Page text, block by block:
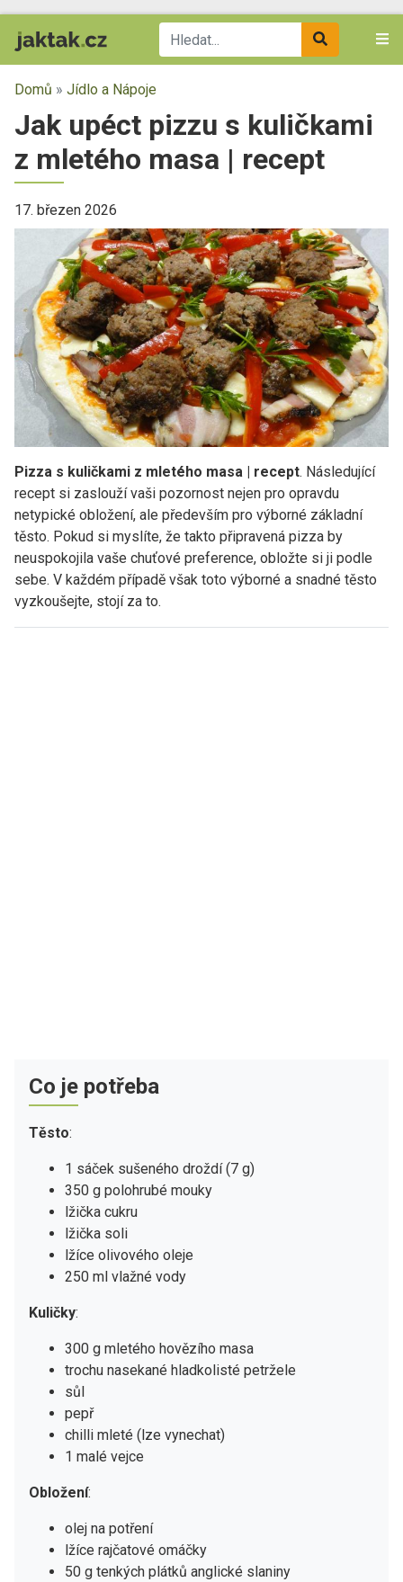
Domů » Jídlo a Nápoje
Jak upéct pizzu s kuličkami
z mletého masa | recept
17. březen 2026
Pizza s kuličkami z mletého masa | recept. Následující
recept si zaslouží vaši pozornost nejen pro opravdu
netypické obložení, ale především pro výborné základní
těsto. Pokud si myslíte, že takto připravená pizza by
neuspokojila vaše chuťové preference, obložte si ji podle
sebe. V každém případě však toto výborné a snadné těsto
vyzkoušejte, stojí za to.
Co je potřeba
Těsto:
1 sáček sušeného droždí (7 g)
350 g polohrubé mouky
lžička cukru
lžička soli
lžíce olivového oleje
250 ml vlažné vody
Kuličky:
300 g mletého hovězího masa
trochu nasekané hladkolisté petržele
sůl
pepř
chilli mleté (lze vynechat)
1 malé vejce
Obložení:
olej na potření
lžíce rajčatové omáčky
50 g tenkých plátků anglické slaniny